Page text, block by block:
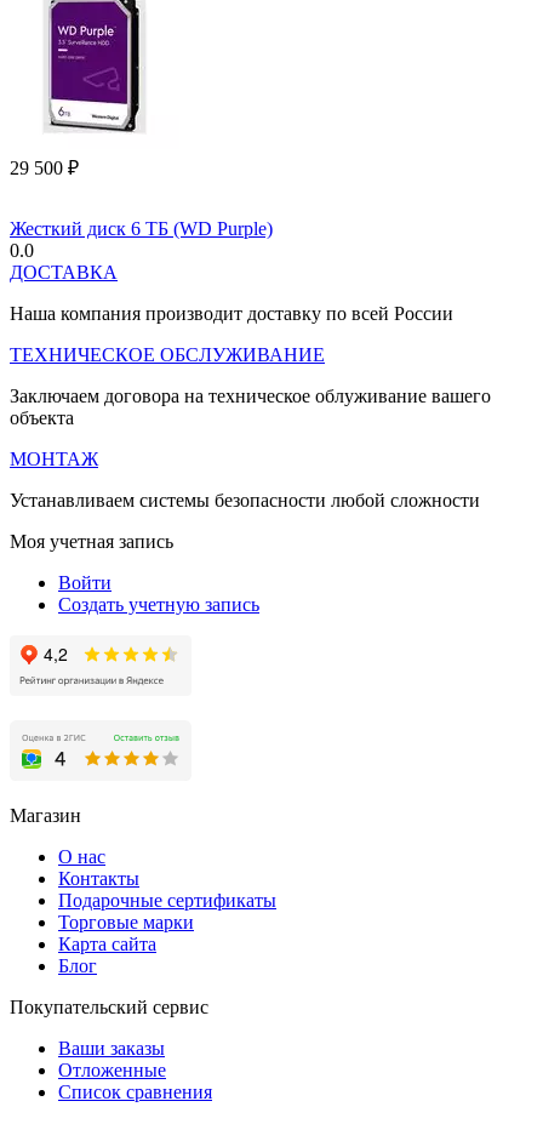
29 500 ₽
Жесткий диск 6 ТБ (WD Purple)
0.0
ДОСТАВКА
Наша компания производит доставку по всей России
ТЕХНИЧЕСКОЕ ОБСЛУЖИВАНИЕ
Заключаем договора на техническое облуживание вашего
объекта
МОНТАЖ
Устанавливаем системы безопасности любой сложности
Моя учетная запись
Войти
Создать учетную запись
Магазин
О нас
Контакты
Подарочные сертификаты
Торговые марки
Карта сайта
Блог
Покупательский сервис
Ваши заказы
Отложенные
Список сравнения